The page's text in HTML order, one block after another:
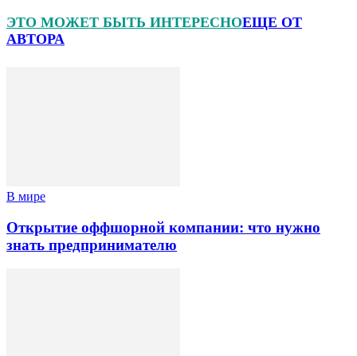
ЭТО МОЖЕТ БЫТЬ ИНТЕРЕСНОЕЩЕ ОТ
АВТОРА
В мире
Открытие оффшорной компании: что нужно
знать предпринимателю